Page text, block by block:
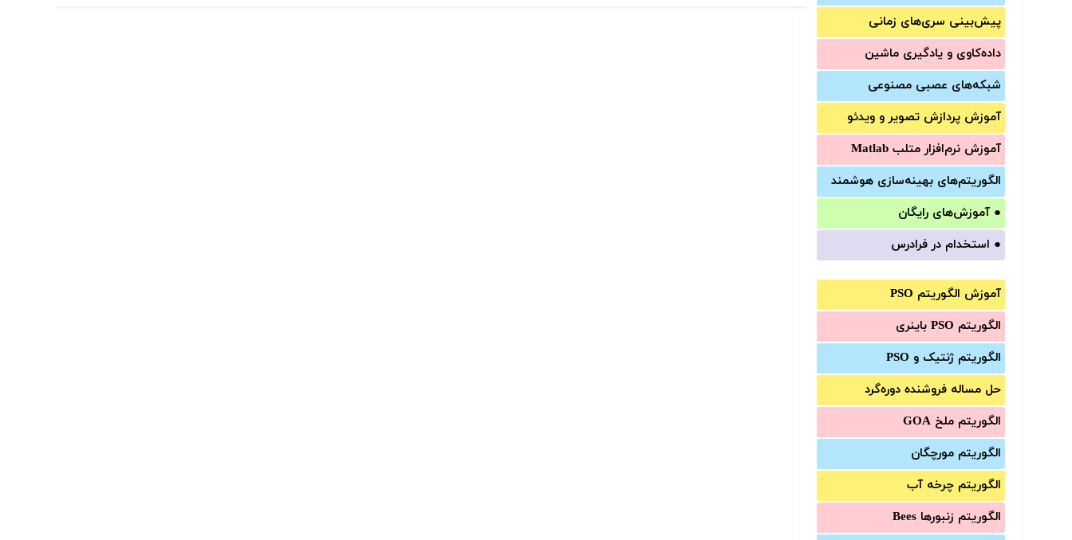
پیش‌‌بینی سری‌‌های زمانی
داده‌کاوی و یادگیری ماشین
شبکه‌های عصبی مصنوعی
آموزش‌ پردازش تصویر و ویدئو
آموزش‌ نرم‌افزار متلب Matlab
الگوریتم‌های بهینه‌سازی هوشمند
● آموزش‌های رایگان
● استخدام در فرادرس
آموزش الگوریتم PSO
الگوریتم PSO باینری
الگوریتم ژنتیک و PSO
حل مساله فروشنده دوره‌گرد
الگوریتم ملخ GOA
الگوریتم مورچگان
الگوریتم چرخه آب
الگوریتم زنبورها Bees